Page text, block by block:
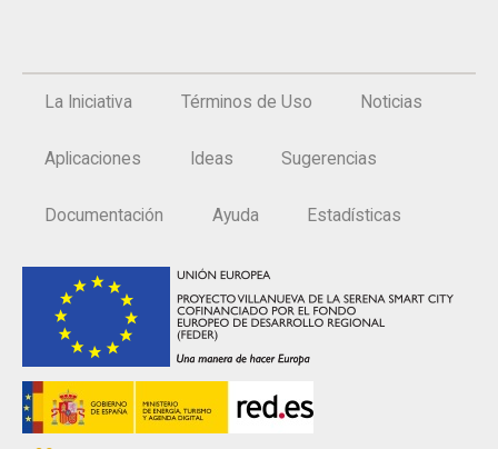
La Iniciativa Términos de Uso Noticias
Aplicaciones Ideas Sugerencias
Documentación Ayuda Estadísticas